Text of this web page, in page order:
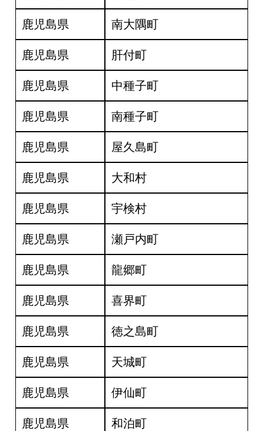
鹿児島県 南大隅町
鹿児島県 肝付町
鹿児島県 中種子町
鹿児島県 南種子町
鹿児島県 屋久島町
鹿児島県 大和村
鹿児島県 宇検村
鹿児島県 瀬戸内町
鹿児島県 龍郷町
鹿児島県 喜界町
鹿児島県 徳之島町
鹿児島県 天城町
鹿児島県 伊仙町
鹿児島県 和泊町